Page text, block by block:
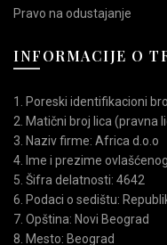
Pravo na odustajanje
INFORMACIJE O
1. Poreski identifikacioni
2. Matični broj lica (pravna
3. Naziv firme: Africa d.o.o
4. Ime i prezime
5. Šifra delatnosti: 4642
6. Podaci o sedištu:
7. Opština: Novi Beograd
8. Mesto: Beograd